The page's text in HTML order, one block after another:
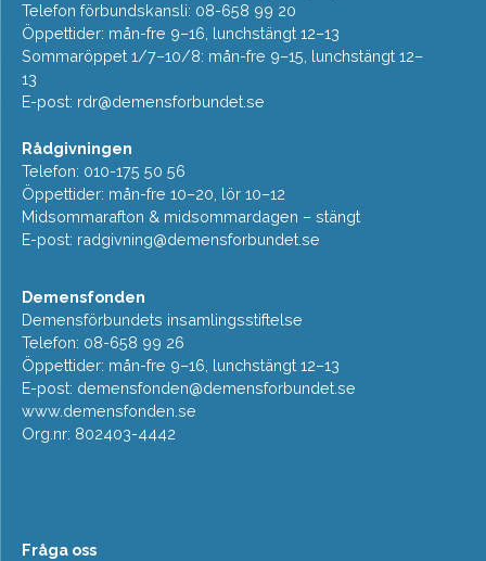
Telefon förbundskansli: 08-658 99 20
Öppettider: mån-fre 9–16, lunchstängt 12–13
Sommaröppet 1/7–10/8: mån-fre 9–15, lunchstängt 12–
13
E-post: rdr@demensforbundet.se
Rådgivningen
Telefon: 010-175 50 56
Öppettider: mån-fre 10–20, lör 10–12
Midsommarafton & midsommardagen – stängt
E-post: radgivning@demensforbundet.se
Demensfonden
Demensförbundets insamlingsstiftelse
Telefon: 08-658 99 26
Öppettider: mån-fre 9–16, lunchstängt 12–13
E-post: demensfonden@demensforbundet.se
www.demensfonden.se
Org.nr: 802403-4442
Fråga oss